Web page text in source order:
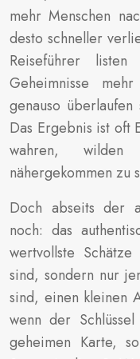
mehr Menschen
desto schneller
Reiseführer
Geheimnisse
genauso
Das Ergebnis ist oft
wahren,
nähergekommen zu
Doch abseits der
noch: das
wertvollste
sind, sondern nur
sind, einen kleinen
wenn der
geheimen Karte,